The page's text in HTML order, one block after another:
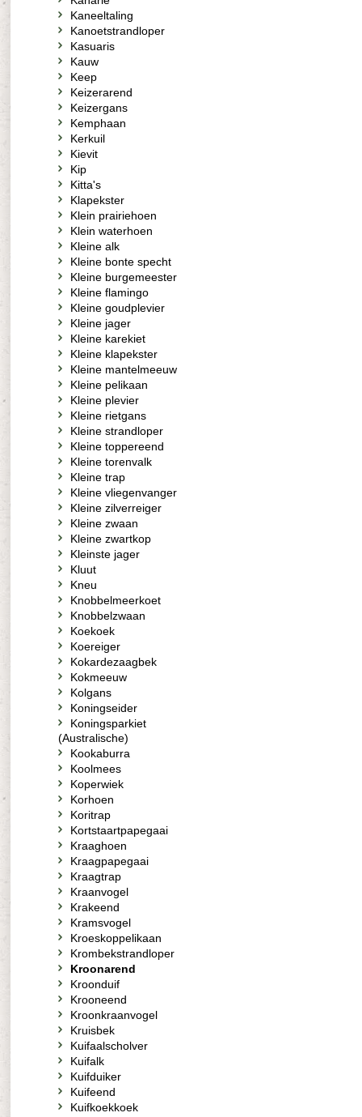
Kaneeltaling
Kanoetstrandloper
Kasuaris
Kauw
Keep
Keizerarend
Keizergans
Kemphaan
Kerkuil
Kievit
Kip
Kitta's
Klapekster
Klein prairiehoen
Klein waterhoen
Kleine alk
Kleine bonte specht
Kleine burgemeester
Kleine flamingo
Kleine goudplevier
Kleine jager
Kleine karekiet
Kleine klapekster
Kleine mantelmeeuw
Kleine pelikaan
Kleine plevier
Kleine rietgans
Kleine strandloper
Kleine toppereend
Kleine torenvalk
Kleine trap
Kleine vliegenvanger
Kleine zilverreiger
Kleine zwaan
Kleine zwartkop
Kleinste jager
Kluut
Kneu
Knobbelmeerkoet
Knobbelzwaan
Koekoek
Koereiger
Kokardezaagbek
Kokmeeuw
Kolgans
Koningseider
Koningsparkiet
(Australische)
Kookaburra
Koolmees
Koperwiek
Korhoen
Koritrap
Kortstaartpapegaai
Kraaghoen
Kraagpapegaai
Kraagtrap
Kraanvogel
Krakeend
Kramsvogel
Kroeskoppelikaan
Krombekstrandloper
Kroonarend
Kroonduif
Krooneend
Kroonkraanvogel
Kruisbek
Kuifaalscholver
Kuifalk
Kuifduiker
Kuifeend
Kuifkoekkoek